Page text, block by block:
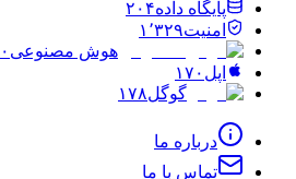
پایگاه داده۲۰۴
امنیت۱٬۳۲۹
هوش مصنوعی
اپل ۱۷۰
گوگل۱۷۸
درباره ما
تماس با ما